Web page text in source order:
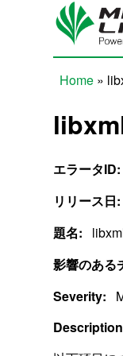
Skip to main content
Home »
エラータID:
リリース日:
題名:
影響のある
Severity: